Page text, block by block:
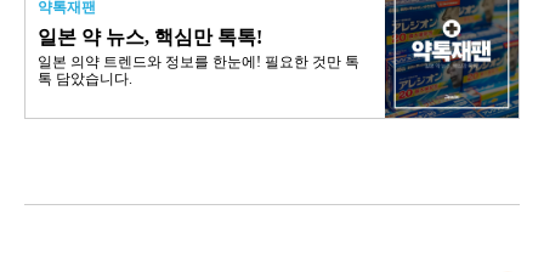
약톡재팬
일본 약 뉴스, 핵심만 톡톡!
일본 의약 트렌드와 정보를 한눈에! 필요한 것만 톡
톡 담았습니다.